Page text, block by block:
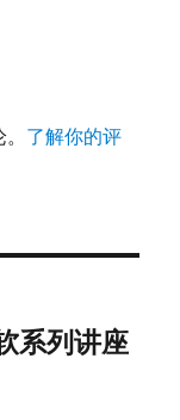
了解你的评
系列讲座